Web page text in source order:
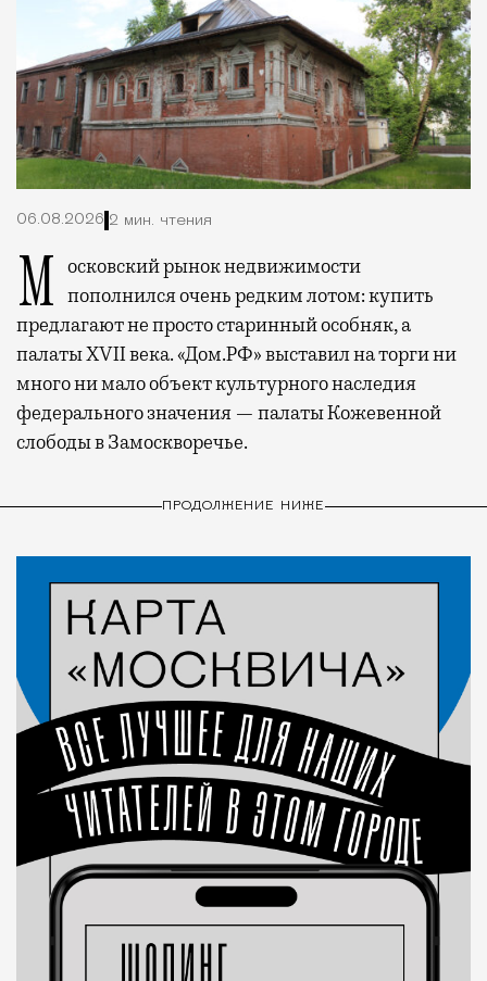
06.08.2026 2 мин. чтения
Московский рынок недвижимости пополнился очень редким лотом: купить
предлагают не просто старинный особняк, а
палаты XVII века. «Дом.РФ» выставил на торги ни
много ни мало объект культурного наследия
федерального значения — палаты Кожевенной
слободы в Замоскворечье.
ПРОДОЛЖЕНИЕ НИЖЕ